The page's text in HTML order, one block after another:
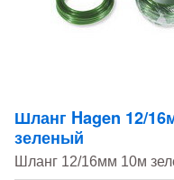
Шланг Hagen 12/
зеленый
Шланг 12/16мм 10м